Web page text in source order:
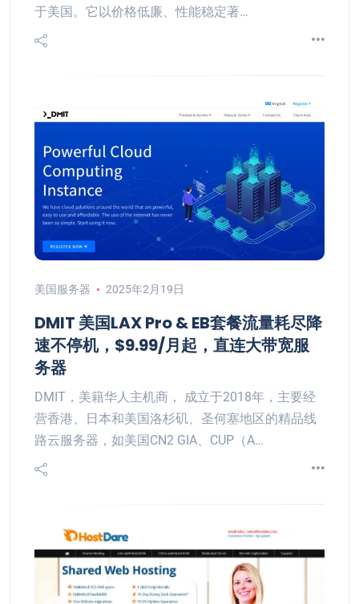
于美国。它以价格低廉、性能稳定著…
美国服务器 2025年2月19日
DMIT 美国LAX Pro & EB套餐流量耗尽降
速不停机，$9.99/月起，直连大带宽服
务器
DMIT，美籍华人主机商， 成立于2018年，主要经
营香港、日本和美国洛杉矶、圣何塞地区的精品线
路云服务器，如美国CN2 GIA、CUP（A…